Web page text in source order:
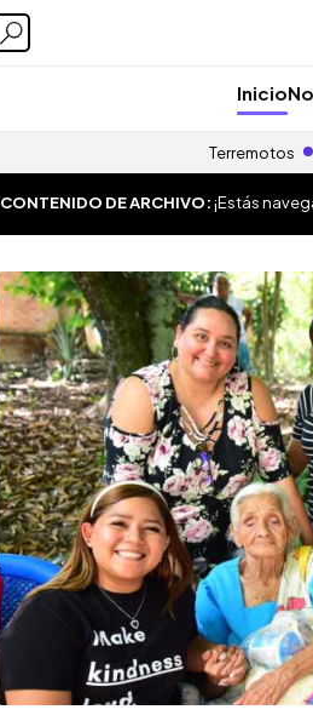
Inicio
Terremotos
CONTENIDO DE ARCHIVO:¡Estás